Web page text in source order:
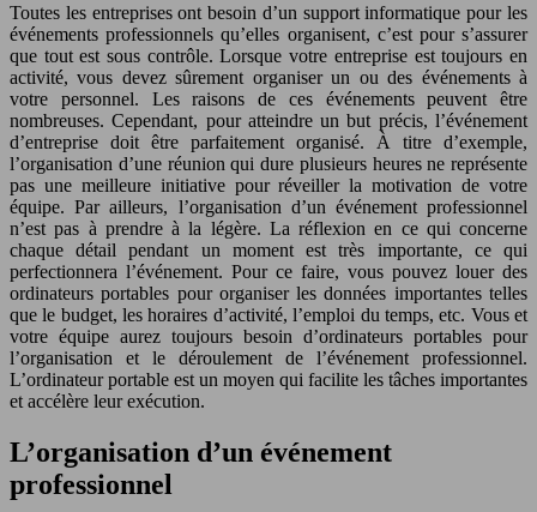
Toutes les entreprises ont besoin d’un support informatique pour les
événements professionnels qu’elles organisent, c’est pour s’assurer
que tout est sous contrôle. Lorsque votre entreprise est toujours en
activité, vous devez sûrement organiser un ou des événements à
votre personnel. Les raisons de ces événements peuvent être
nombreuses. Cependant, pour atteindre un but précis, l’événement
d’entreprise doit être parfaitement organisé. À titre d’exemple,
l’organisation d’une réunion qui dure plusieurs heures ne représente
pas une meilleure initiative pour réveiller la motivation de votre
équipe. Par ailleurs, l’organisation d’un événement professionnel
n’est pas à prendre à la légère. La réflexion en ce qui concerne
chaque détail pendant un moment est très importante, ce qui
perfectionnera l’événement. Pour ce faire, vous pouvez louer des
ordinateurs portables pour organiser les données importantes telles
que le budget, les horaires d’activité, l’emploi du temps, etc. Vous et
votre équipe aurez toujours besoin d’ordinateurs portables pour
l’organisation et le déroulement de l’événement professionnel.
L’ordinateur portable est un moyen qui facilite les tâches importantes
et accélère leur exécution.
L’organisation d’un événement
professionnel